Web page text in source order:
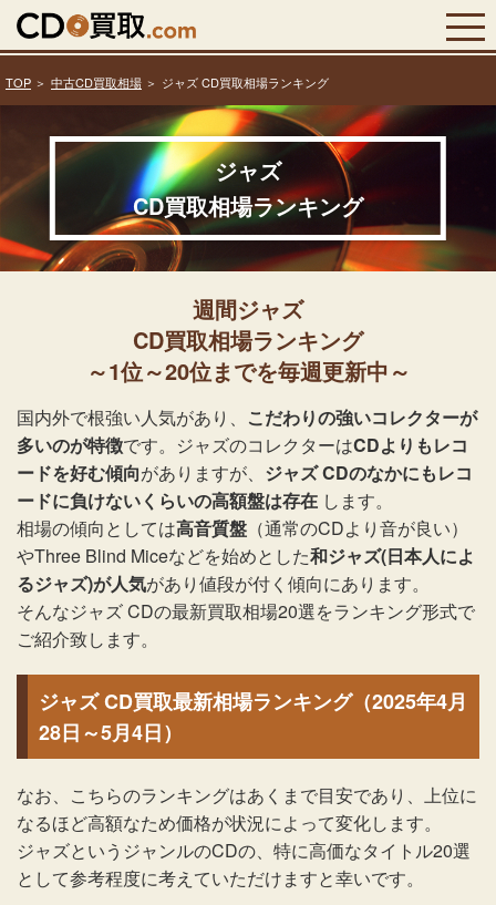
TOP 中古CD買取相場 ジャズ CD買取相場ランキング
ジャズ
CD買取相場ランキング
週間ジャズ
CD買取相場ランキング
～1位～20位までを毎週更新中～
国内外で根強い人気があり、 こだわりの強いコレクターが
多いのが特徴です。ジャズのコレクターはCDよりもレコ
ードを好む傾向がありますが、 ジャズ CDのなかにもレコ
ードに負けないくらいの高額盤は存在 します。
相場の傾向としては高音質盤 （通常のCDより音が良い）
やThree Blind Miceなどを始めとした和ジャズ(日本人によ
るジャズ)が人気があり値段が付く傾向にあります。
そんなジャズ CDの最新買取相場20選をランキング形式で
ご紹介致します。
ジャズ CD買取最新相場ランキング（2025年4月
28日～5月4日）
なお、こちらのランキングはあくまで目安であり、上位に
なるほど高額なため価格が状況によって変化します。
ジャズというジャンルのCDの、特に高価なタイトル20選
として参考程度に考えていただけますと幸いです。